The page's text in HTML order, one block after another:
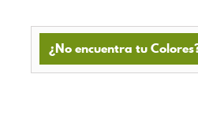
¿No encuentra tu